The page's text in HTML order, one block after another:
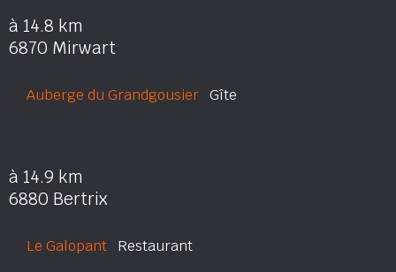
à 14.8 km
6870 Mirwart
Auberge du Grandgousier Gîte
à 14.9 km
6880 Bertrix
Le Galopant Restaurant